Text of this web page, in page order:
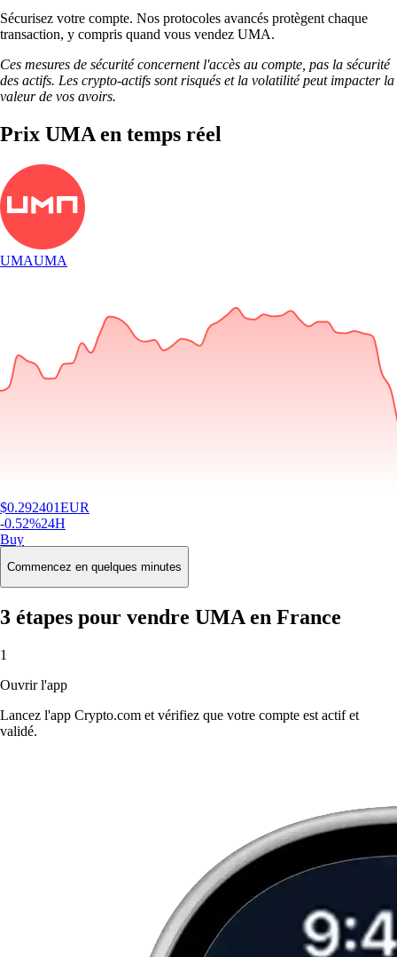
Sécurisez votre compte. Nos protocoles avancés protègent chaque
transaction, y compris quand vous vendez UMA.
Ces mesures de sécurité concernent l'accès au compte, pas la sécurité
des actifs. Les crypto-actifs sont risqués et la volatilité peut impacter la
valeur de vos avoirs.
Prix UMA en temps réel
UMAUMA
$0.292401EUR
-0.52%24H
Buy
Commencez en quelques minutes
3 étapes pour vendre UMA en France
1
Ouvrir l'app
Lancez l'app Crypto.com et vérifiez que votre compte est actif et
validé.